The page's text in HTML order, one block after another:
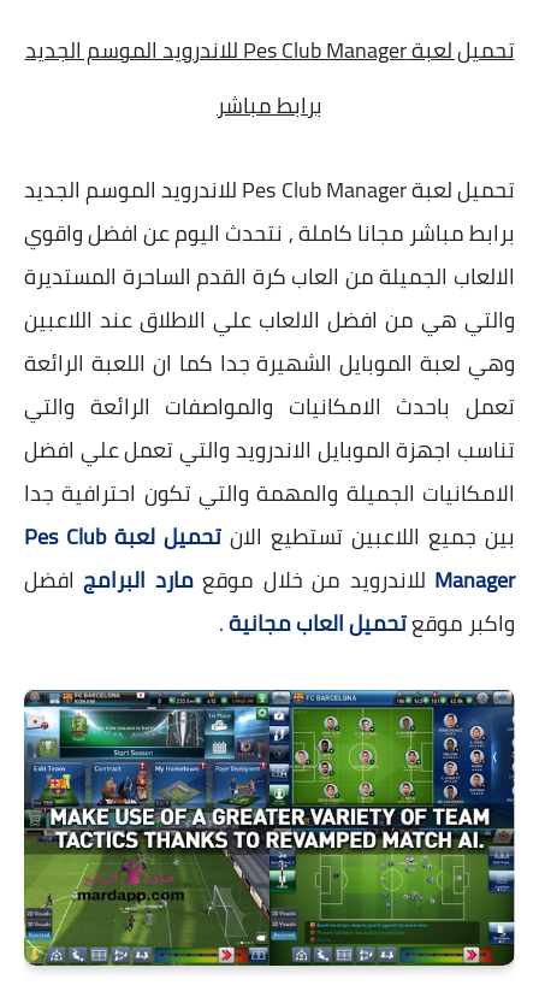
تحميل لعبة Pes Club Manager للاندرويد الموسم الجديد
برابط مباشر
تحميل لعبة Pes Club Manager للاندرويد الموسم الجديد
برابط مباشر مجانا كاملة , نتحدث اليوم عن افضل واقوي
الالعاب الجميلة من العاب كرة القدم الساحرة المستديرة
والتي هي من افضل الالعاب علي الاطلاق عند اللاعبين
وهي لعبة الموبايل الشهيرة جدا كما ان اللعبة الرائعة
تعمل باحدث الامكانيات والمواصفات الرائعة والتي
تناسب اجهزة الموبايل الاندرويد والتي تعمل علي افضل
الامكانيات الجميلة والمهمة والتي تكون احترافية جدا
بين جميع اللاعبين تستطيع الان
تحميل لعبة Pes Club
Manager للاندرويد من خلال موقعمارد البرامجافضل
واكبر موقعتحميل العاب مجانية.